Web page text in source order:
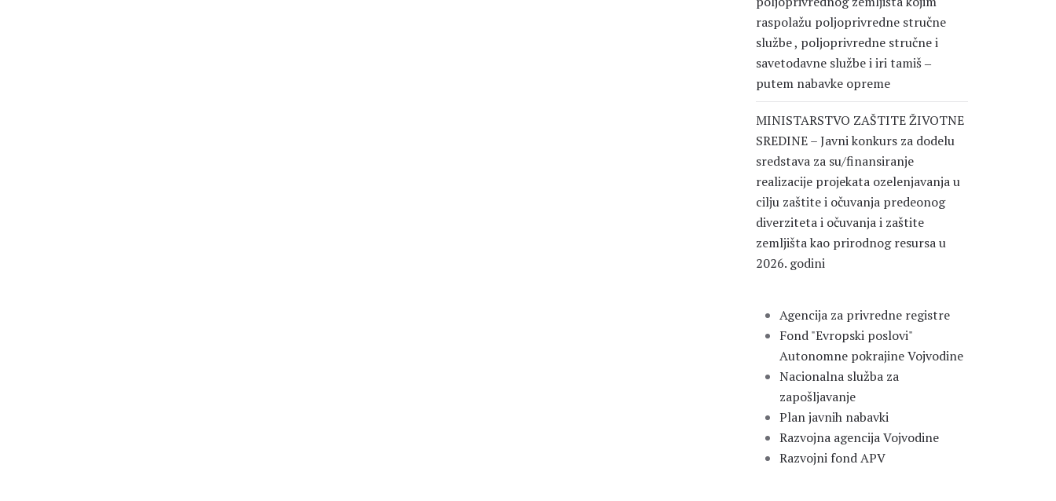
raspolažu poljoprivredne stručne
službe , poljoprivredne stručne i
savetodavne službe i iri tamiš ‒
putem nabavke opreme
MINISTARSTVO ZAŠTITE ŽIVOTNE
SREDINE – Javni konkurs za dodelu
sredstava za su/finansiranje
realizacije projekata ozelenjavanja u
cilju zaštite i očuvanja predeonog
diverziteta i očuvanja i zaštite
zemljišta kao prirodnog resursa u
2026. godini
Agencija za privredne registre
Fond "Evropski poslovi"
Autonomne pokrajine Vojvodine
Nacionalna služba za
zapošljavanje
Plan javnih nabavki
Razvojna agencija Vojvodine
Razvojni fond APV